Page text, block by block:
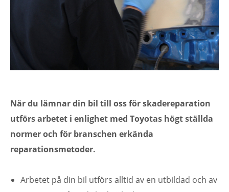
När du lämnar din bil till oss för skadereparation
utförs arbetet i enlighet med Toyotas högt ställda
normer och för branschen erkända
reparationsmetoder.
Arbetet på din bil utförs alltid av en utbildad och av